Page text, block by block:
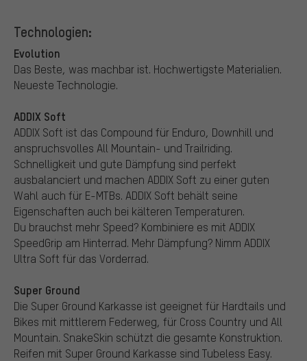
Technologien:
Evolution
Das Beste, was machbar ist. Hochwertigste Materialien.
Neueste Technologie.
ADDIX Soft
ADDIX Soft ist das Compound für Enduro, Downhill und
anspruchsvolles All Mountain- und Trailriding.
Schnelligkeit und gute Dämpfung sind perfekt
ausbalanciert und machen ADDIX Soft zu einer guten
Wahl auch für E-MTBs. ADDIX Soft behält seine
Eigenschaften auch bei kälteren Temperaturen.
Du brauchst mehr Speed? Kombiniere es mit ADDIX
SpeedGrip am Hinterrad. Mehr Dämpfung? Nimm ADDIX
Ultra Soft für das Vorderrad.
Super Ground
Die Super Ground Karkasse ist geeignet für Hardtails und
Bikes mit mittlerem Federweg, für Cross Country und All
Mountain. SnakeSkin schützt die gesamte Konstruktion.
Reifen mit Super Ground Karkasse sind Tubeless Easy.